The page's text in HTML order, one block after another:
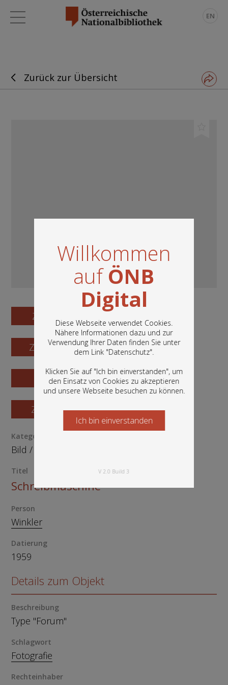
Willkommen
aufÖNB
Digital
Diese Webseite verwendet Cookies.
Nähere Informationen dazu und zur
Verwendung Ihrer Daten finden Sie unter
dem Link "Datenschutz".
Klicken Sie auf "Ich bin einverstanden", um
den Einsatz von Cookies zu akzeptieren
und unsere Webseite besuchen zu können.
In diesem Portal finden Sie die digitalen
Bestände der Österreichischen
Nationalbibliothek: Bücher, Fotografien,
Grafiken und vieles mehr.
Ich bin einverstanden
Starten Sie jetzt
V 2.0 Build 3
EN
Zurück zur Übersicht
Zum Digitalisat
Zum Katalogisat
Zur Vorschau
Zur Bestellung
Kategorie / Medientyp
Bild/
Titel
Schreibmaschine
Person
Winkler
Datierung
1959
Details zum Objekt
Beschreibung
Type "Forum"
Schlagwort
Fotografie
Rechteinhaber